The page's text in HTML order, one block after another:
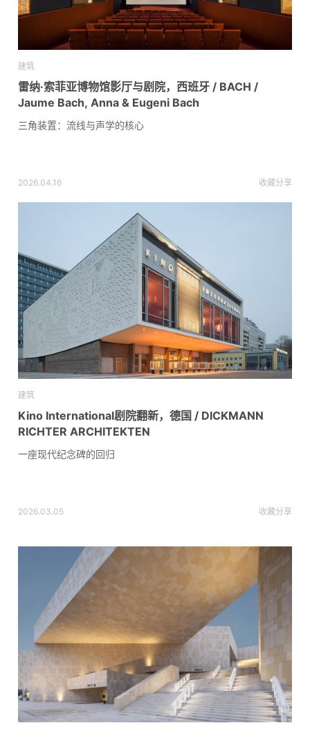
建筑
雷纳·索菲亚博物馆影厅与剧院，西班牙 / BACH /
Jaume Bach, Anna & Eugeni Bach
三角装置：流线与声学的核心
2026.04.16 收藏分享
建筑
Kino International剧院翻新，德国 / DICKMANN
RICHTER ARCHITEKTEN
一座现代纪念碑的回归
2026.03.05 收藏分享